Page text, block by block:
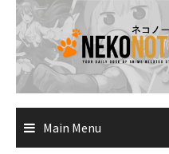
Skip
content
Main Menu